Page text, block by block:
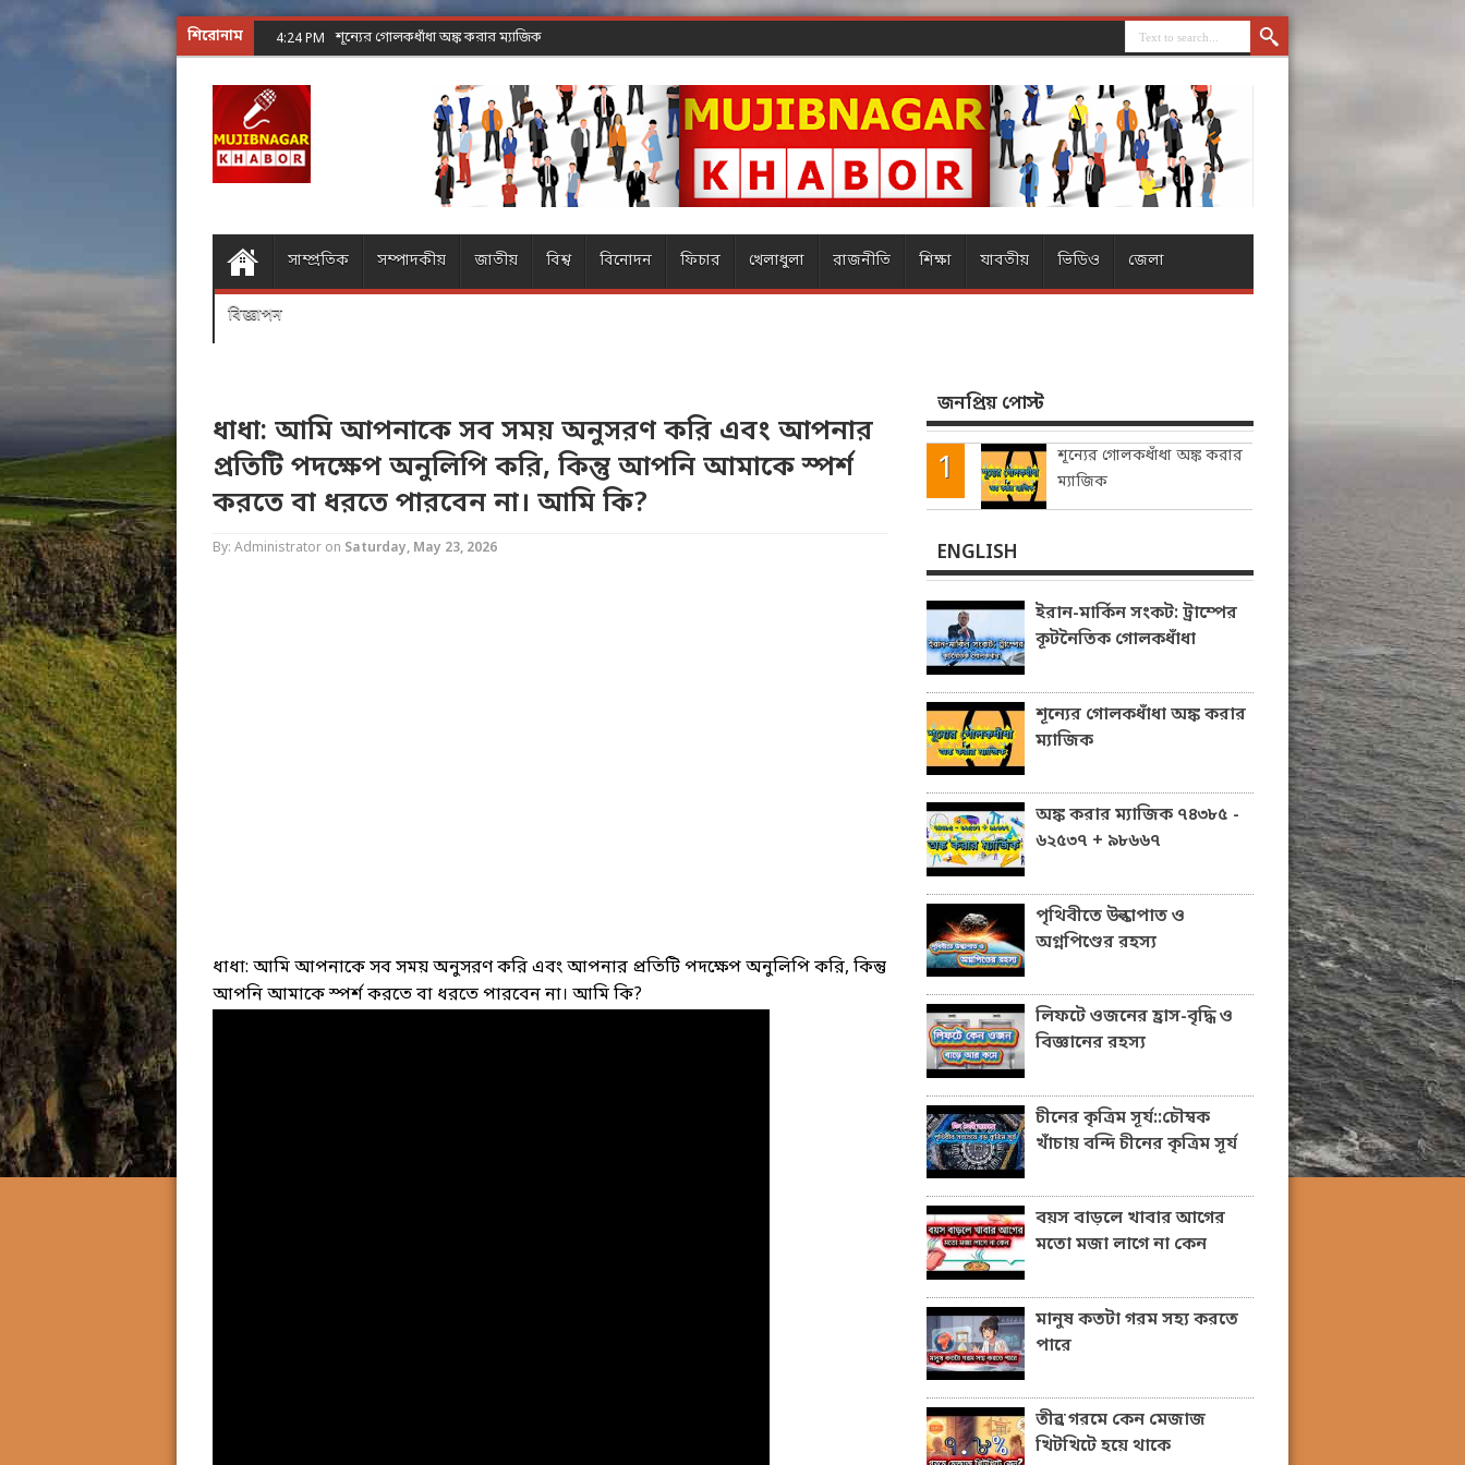
শিরোনাম 4:23 PM
সাম্প্রতিক সম্পাদকীয় জাতীয় বিশ্ব বিনোদন ফিচার খেলাধুলা রাজনীতি শিক্ষা যাবতীয় ভিডিও জেলা
বিজ্ঞাপন
ধাধা: আমি আপনাকে সব সময় অনুসরণ করি এবং আপনার
প্রতিটি পদক্ষেপ অনুলিপি করি, কিন্তু আপনি আমাকে স্পর্শ
করতে বা ধরতে পারবেন না। আমি কি?
By: Administrator on Saturday, May 23, 2026
ধাধা: আমি আপনাকে সব সময় অনুসরণ করি এবং আপনার প্রতিটি পদক্ষেপ অনুলিপি করি, কিন্তু
আপনি আমাকে স্পর্শ করতে বা ধরতে পারবেন না। আমি কি?
জনপ্রিয় পোস্ট
শূন্যের গোলকধাঁধা অঙ্ক করার
ম্যাজিক
ENGLISH
ইরান-মার্কিন সংকট: ট্রাম্পের
কূটনৈতিক গোলকধাঁধা
শূন্যের গোলকধাঁধা অঙ্ক করার
ম্যাজিক
অঙ্ক করার ম্যাজিক ৭৪৩৮৫ -
৬২৫৩৭ + ৯৮৬৬৭
পৃথিবীতে উল্কাপাত ও
অগ্নপিণ্ডের রহস্য
লিফটে ওজনের হ্রাস-বৃদ্ধি ও
বিজ্ঞানের রহস্য
চীনের কৃত্রিম সূর্য::চৌম্বক
খাঁচায় বন্দি চীনের কৃত্রিম সূর্য
বয়স বাড়লে খাবার আগের
মতো মজা লাগে না কেন
মানুষ কতটা গরম সহ্য করতে
পারে
তীব্র গরমে কেন মেজাজ
খিটখিটে হয়ে থাকে